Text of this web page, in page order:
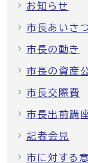
お知らせ
市長あいさ
市長の動き
市長の資産
市長交際費
市長出前講
記者会見
市に対する